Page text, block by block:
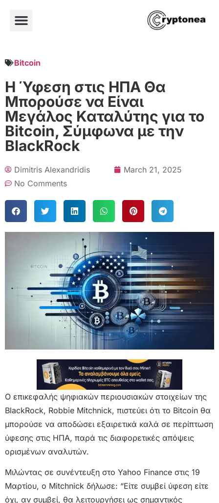
Bitcoin
Η Ύφεση στις ΗΠΑ Θα
Μπορούσε να Είναι
Μεγάλος Καταλύτης για το
Bitcoin, Σύμφωνα με την
BlackRock
Dimitris Alexandridis
March 21, 2025
No Comments
Ο επικεφαλής ψηφιακών περιουσιακών στοιχείων της
BlackRock, Robbie Mitchnick, πιστεύει ότι το Bitcoin θα
μπορούσε να αποδώσει εξαιρετικά καλά σε περίπτωση
ύφεσης στις ΗΠΑ, παρά τις διαφορετικές απόψεις
ορισμένων αναλυτών.
Μιλώντας σε συνέντευξη στο Yahoo Finance στις 19
Μαρτίου, ο Mitchnick δήλωσε: “Είτε συμβεί ύφεση είτε
όχι, αν συμβεί, θα λειτουργήσει ως σημαντικός